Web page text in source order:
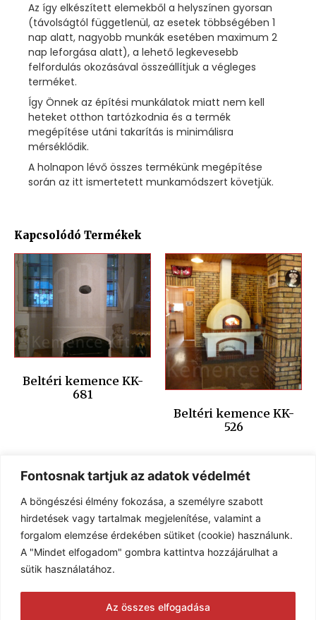
Fontosnak tartjuk az adatok védelmét
A böngészési élmény fokozása, a személyre szabott
hirdetések vagy tartalmak megjelenítése, valamint a
forgalom elemzése érdekében sütiket (cookie) használunk.
A "Mindet elfogadom" gombra kattintva hozzájárulhat a
sütik használatához.
Az összes elfogadása
Az így elkészített elemekből a helyszínen gyorsan
(távolságtól függetlenül, az esetek többségében 1
nap alatt, nagyobb munkák esetében maximum 2
nap leforgása alatt), a lehető legkevesebb
felfordulás okozásával összeállítjuk a végleges
terméket.
Így Önnek az építési munkálatok miatt nem kell
heteket otthon tartózkodnia és a termék
megépítése utáni takarítás is minimálisra
mérséklődik.
A holnapon lévő összes termékünk megépítése
során az itt ismertetett munkamódszert követjük.
Kapcsolódó Termékek
Beltéri kemence KK-
681
Beltéri kemence KK-
526
Beltéri kemence KK-40